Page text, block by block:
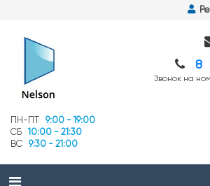
8
Звонок на
ПН-ПТ
9:00 - 19:00
СБ
10:00 - 21:30
ВС
9:30 - 21:00